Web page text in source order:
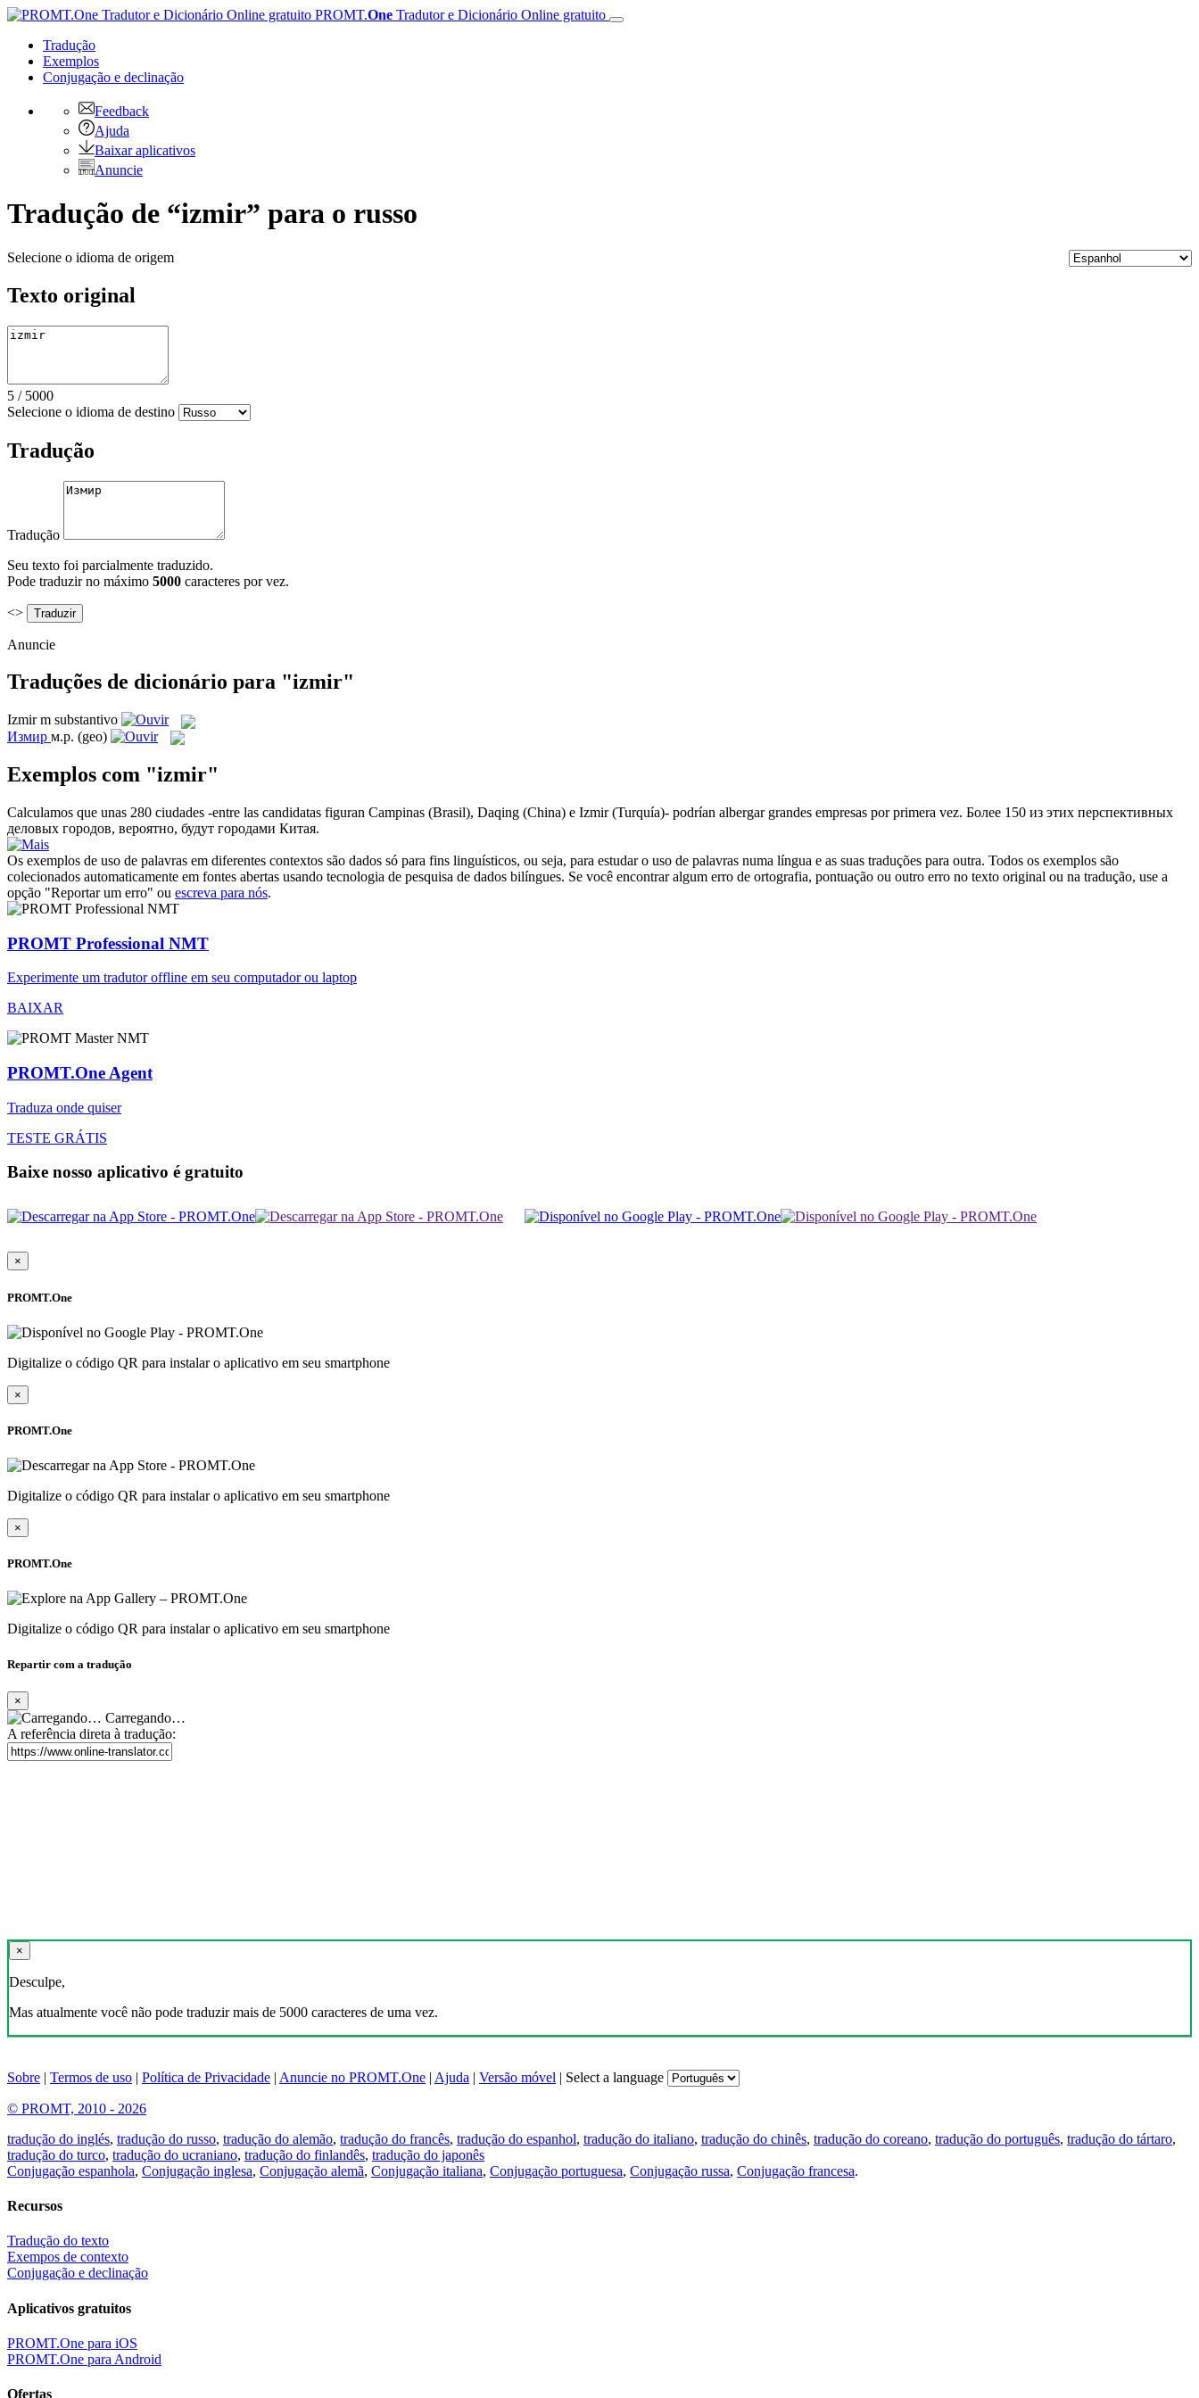
PROMT.One Tradutor e Dicionário Online gratuito
Tradução
Exemplos
Conjugação e declinação
Feedback
Ajuda
Baixar aplicativos
Anuncie
Tradução de “izmir” para o russo
Selecione o idioma de origem
Texto original
5 / 5000
Selecione o idioma de destino
Tradução
Tradução
Seu texto foi parcialmente traduzido.
Pode traduzir no máximo 5000 caracteres por vez.
<>
Anuncie
Traduções de dicionário para "izmir"
Izmir m substantivo
Измир м.р. (geo)
Exemplos com "izmir"
Calculamos que unas 280 ciudades -entre las candidatas figuran Campinas (Brasil), Daqing (China) e Izmir(Turquía)- podrían albergar grandes empresas por primera vez. Более 150 из этих перспективных
деловых городов, вероятно, будут городами Китая.
Os exemplos de uso de palavras em diferentes contextos são dados só para fins linguísticos, ou seja, para estudar o uso de palavras numa língua e as suas traduções para outra. Todos os exemplos são
colecionados automaticamente em fontes abertas usando tecnologia de pesquisa de dados bilíngues. Se você encontrar algum erro de ortografia, pontuação ou outro erro no texto original ou na tradução, use a
opção "Reportar um erro" ou escreva para nós.
PROMT Professional NMT
Experimente um tradutor offline em seu computador ou laptop
BAIXAR
PROMT.One Agent
Traduza onde quiser
TESTE GRÁTIS
Baixe nosso aplicativo é gratuito
×
PROMT.One
Digitalize o código QR para instalar o aplicativo em seu smartphone
×
PROMT.One
Digitalize o código QR para instalar o aplicativo em seu smartphone
×
PROMT.One
Digitalize o código QR para instalar o aplicativo em seu smartphone
Repartir com a tradução
×
Carregando…
A referência direta à tradução:
×
Desculpe,
Mas atualmente você não pode traduzir mais de 5000 caracteres de uma vez.
Sobre | Termos de uso | Política de Privacidade | Anuncie no PROMT.One | Ajuda | Versão móvel | Select a language
© PROMT, 2010 - 2026
tradução do inglés, tradução do russo, tradução do alemão, tradução do francês, tradução do espanhol, tradução do italiano, tradução do chinês, tradução do coreano, tradução do português, tradução do tártaro,
tradução do turco, tradução do ucraniano, tradução do finlandês, tradução do japonês
Conjugação espanhola, Conjugação inglesa, Conjugação alemã, Conjugação italiana, Conjugação portuguesa, Conjugação russa, Conjugação francesa.
Recursos
Tradução do texto
Exempos de contexto
Conjugação e declinação
Aplicativos gratuitos
PROMT.One para iOS
PROMT.One para Android
Ofertas